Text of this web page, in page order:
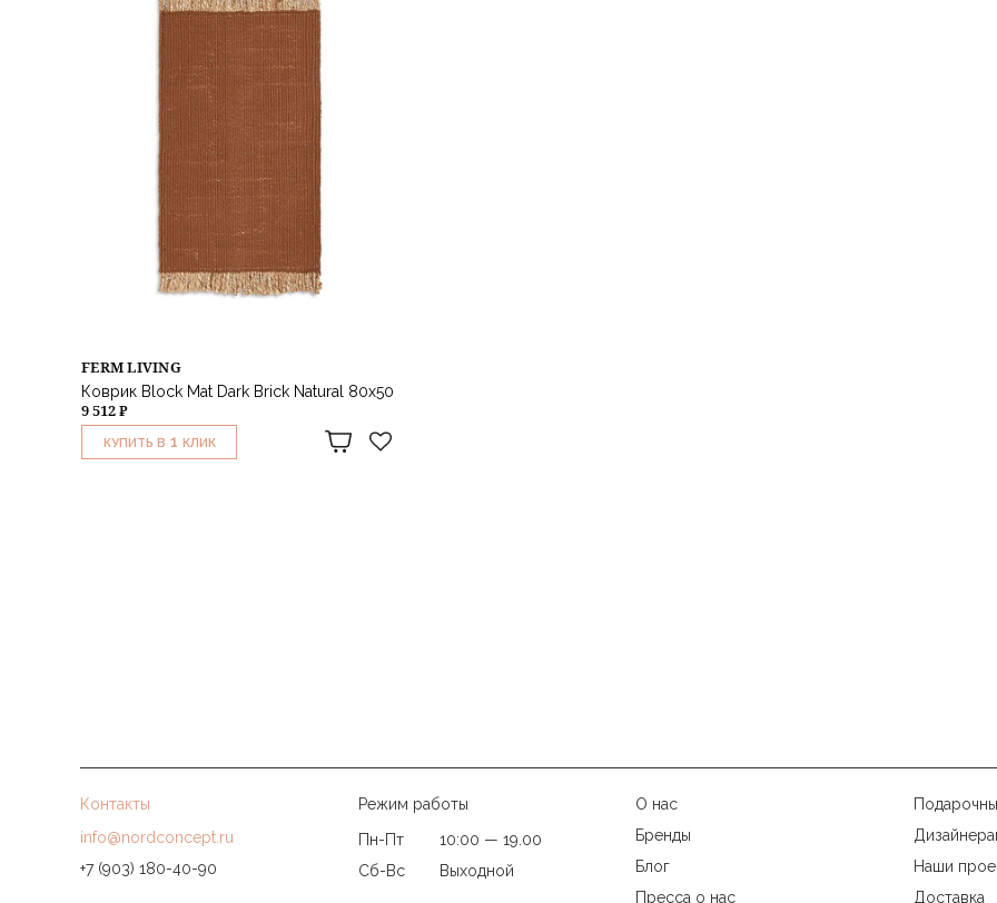
FERM LIVING
Коврик Block Mat Dark Brick Natural 80х50
9 512 ₽
КУПИТЬ В 1 КЛИК
Контакты
info@nordconcept.ru
+7 (903) 180-40-90
Режим работы
Пн-Пт
10:00 — 19.00
Сб-Вс
Выходной
О нас
Бренды
Блог
Наши
Пресса о нас
Доставка